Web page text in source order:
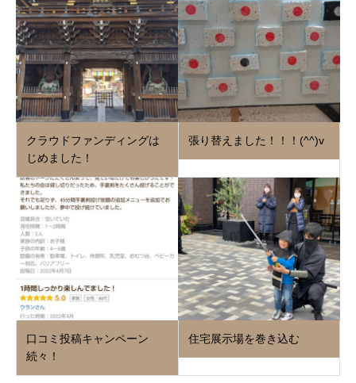
クラウドファンディングは
じめました！
張り替えました！！！(^^)v
口コミ投稿キャンペーン
続々！
住宅展示場を巻き込む